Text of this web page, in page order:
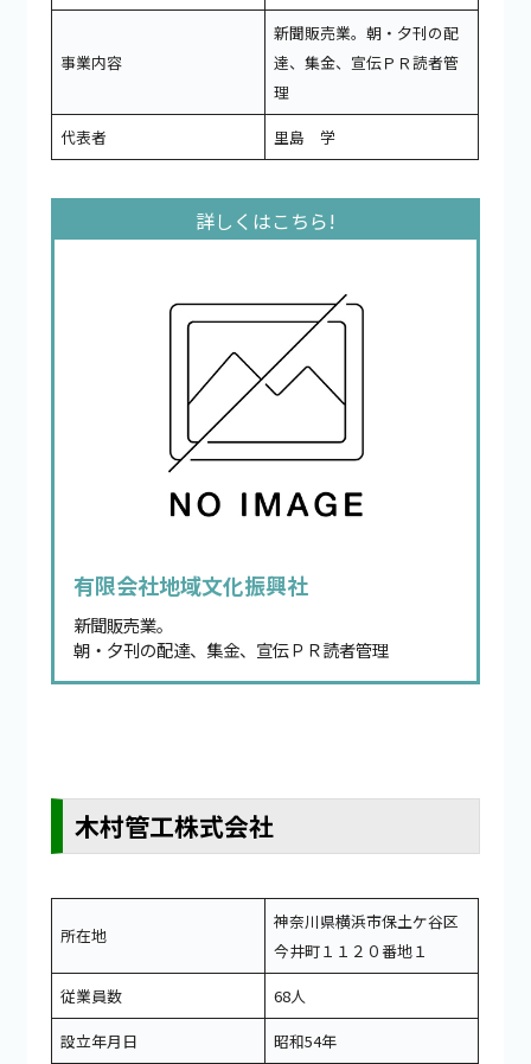
事業内容
新聞販売業。朝・夕刊の配
達、集金、宣伝ＰＲ読者管
理
代表者
里島 学
有限会社地域文化振興社
新聞販売業。
朝・夕刊の配達、集金、宣伝ＰＲ読者管理
木村管工株式会社
所在地
神奈川県横浜市保土ケ谷区
今井町１１２０番地１
従業員数
68人
設立年月日
昭和54年